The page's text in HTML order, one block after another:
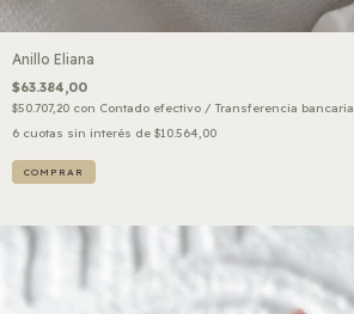
Anillo Eliana
$63.384,00
$50.707,20 con Contado efectivo / Transferencia bancaria
6 cuotas sin interés de $10.564,00
COMPRAR